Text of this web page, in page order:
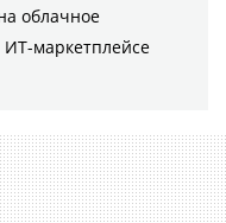
облачное
ИТ-маркетплейсе